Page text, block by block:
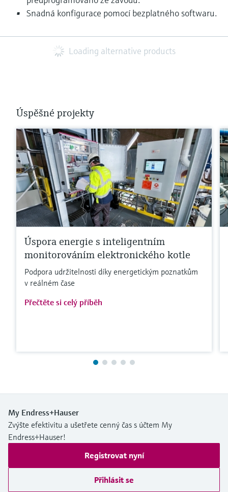
Snadná konfigurace pomocí bezplatného softwaru.
Loading alternative products
Úspěšné projekty
Úspora energie s inteligentním
monitorováním elektronického kotle
Podpora udržitelnosti díky energetickým poznatkům
v reálném čase
Přečtěte si celý příběh
My Endress+Hauser
Zvýšte efektivitu a ušetřete cenný čas s účtem My
Endress+Hauser!
Registrovat nyní
Přihlásit se